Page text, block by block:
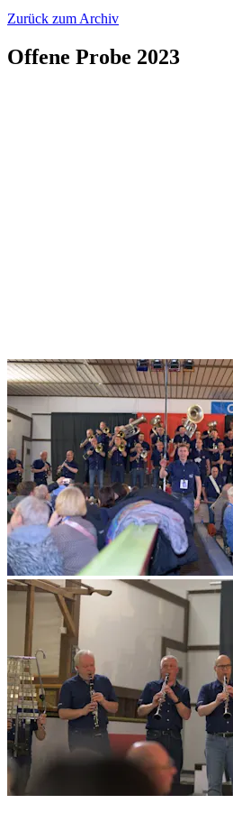
Zurück zum Archiv
Offene Probe 2023